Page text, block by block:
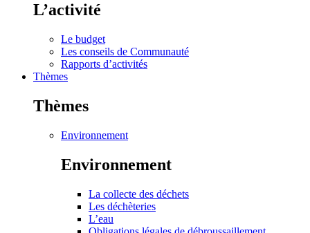
L’activité
Le budget
Les conseils de Communauté
Rapports d’activités
Thèmes
Thèmes
Environnement
Environnement
La collecte des déchets
Les déchèteries
L’eau